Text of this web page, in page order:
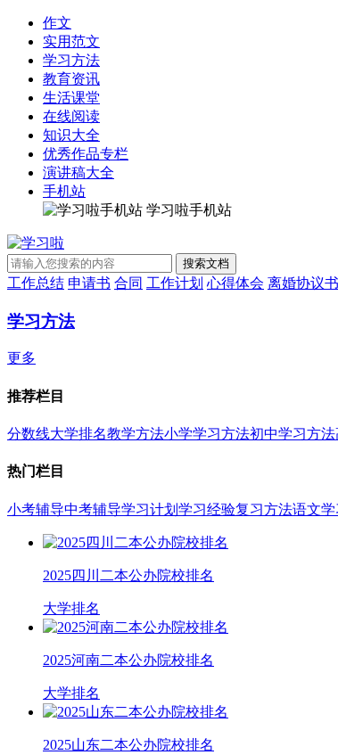
作文
实用范文
学习方法
教育资讯
生活课堂
在线阅读
知识大全
优秀作品专栏
演讲稿大全
手机站
学习啦手机站
工作总结 申请书 合同 工作计划 心得体会 离婚协议书
学习方法
更多
推荐栏目
分数线大学排名教学方法小学学习方法初中学习方法
热门栏目
小考辅导中考辅导学习计划 学习经验复习方法语文学
2025四川二本公办院校排名
大学排名
2025河南二本公办院校排名
大学排名
2025山东二本公办院校排名